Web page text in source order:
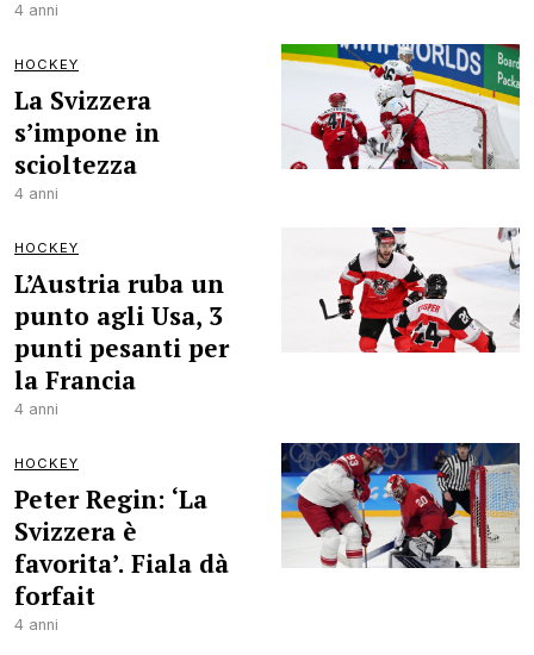
4 anni
HOCKEY
La Svizzera
s’impone in
scioltezza
4 anni
HOCKEY
L’Austria ruba un
punto agli Usa, 3
punti pesanti per
la Francia
4 anni
HOCKEY
Peter Regin: ‘La
Svizzera è
favorita’. Fiala dà
forfait
4 anni